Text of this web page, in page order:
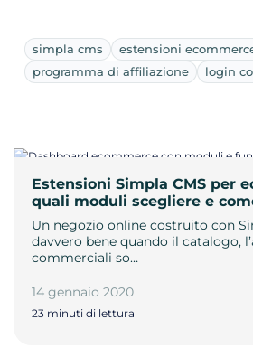
simpla cms
estensioni
programma di affiliazione
login
Estensioni Simpla CMS per
quali moduli scegliere e
Un negozio online costruito con
davvero bene quando il catalogo,
commerciali so…
14 gennaio 2020
23 minuti di lettura